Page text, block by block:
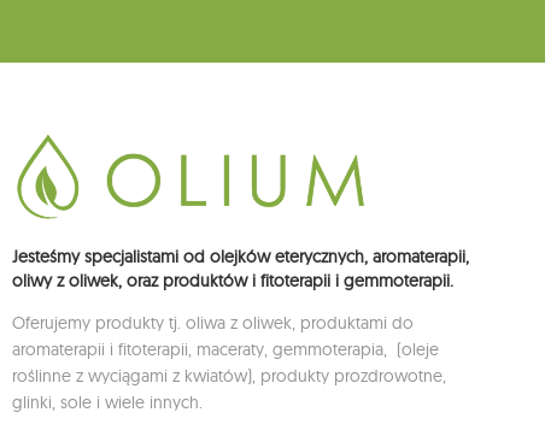
Jesteśmy specjalistami od olejków eterycznych, aromaterapii,
oliwy z oliwek, oraz produktów i fitoterapii i gemmoterapii.
Oferujemy produkty tj. oliwa z oliwek, produktami do
aromaterapii i fitoterapii, maceraty, gemmoterapia, (oleje
roślinne z wyciągami z kwiatów), produkty prozdrowotne,
glinki, sole i wiele innych.